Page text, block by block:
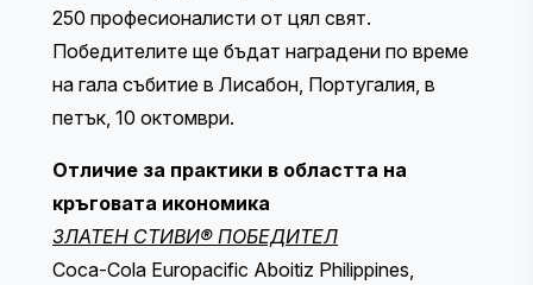
250 професионалисти от цял свят.
Победителите ще бъдат наградени по време
на гала събитие в Лисабон, Португалия, в
петък, 10 октомври.
Отличие за практики в областта на
кръговата икономика
ЗЛАТЕН СТИВИ® ПОБЕДИТЕЛ
Coca-Cola Europacific Aboitiz Philippines,